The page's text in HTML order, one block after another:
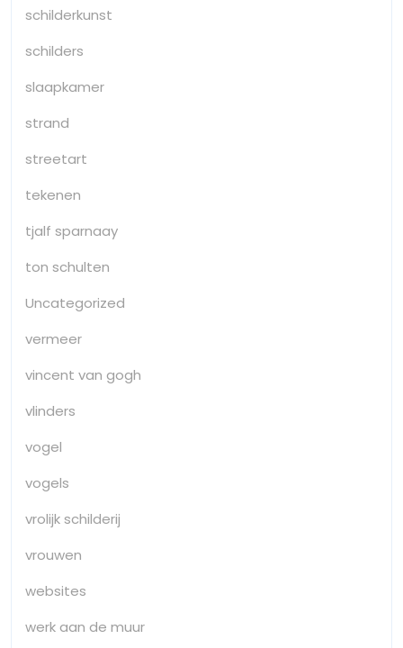
schilderkunst
schilders
slaapkamer
strand
streetart
tekenen
tjalf sparnaay
ton schulten
Uncategorized
vermeer
vincent van gogh
vlinders
vogel
vogels
vrolijk schilderij
vrouwen
websites
werk aan de muur